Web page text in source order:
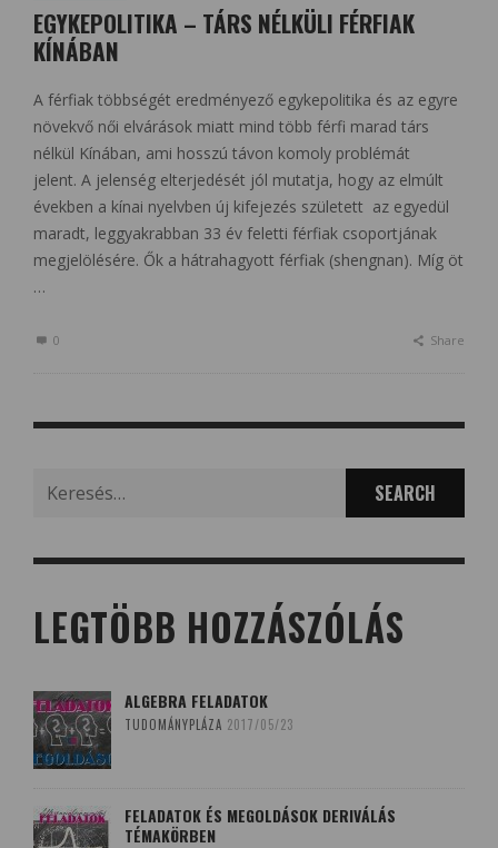
EGYKEPOLITIKA – TÁRS NÉLKÜLI FÉRFIAK
KÍNÁBAN
A férfiak többségét eredményező egykepolitika és az egyre
növekvő női elvárások miatt mind több férfi marad társ
nélkül Kínában, ami hosszú távon komoly problémát
jelent. A jelenség elterjedését jól mutatja, hogy az elmúlt
években a kínai nyelvben új kifejezés született az egyedül
maradt, leggyakrabban 33 év feletti férfiak csoportjának
megjelölésére. Ők a hátrahagyott férfiak (shengnan). Míg öt
…
0 Share
LEGTÖBB HOZZÁSZÓLÁS
ALGEBRA FELADATOK
TUDOMÁNYPLÁZA 2017/05/23
FELADATOK ÉS MEGOLDÁSOK DERIVÁLÁS
TÉMAKÖRBEN